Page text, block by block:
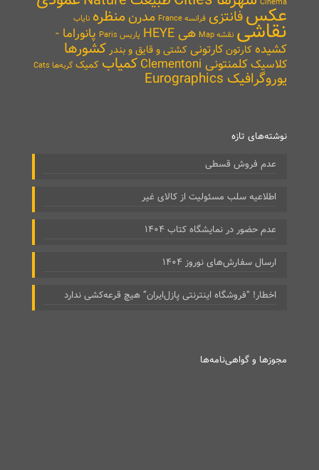
عکسفانتزی فرانسه France مدرنمنظره نایاب نقاشی نقشه Map هی HEYE پاریس Paris
پانوراما -
کشیده کارتونکارتونی کشتی و قایق و بندر کشورها
کلاسیککلمنتونی Clementoni کمیاب کمیک گربه‌ها Cats
یوروگرافیک Eurographics
نوشته‌های تازه
عدم فروش قسطی
اطلاعیه سلب مسئولیت از کالای غیر
عدم حضور در نمایشگاه کتاب ۱۴۰۴
ارسال سفارش‌های نوروز ۱۴۰۴
اخطار! “فروشگاه اینترنتی پازل‌ایران” هیچ قرعه‌کشی ندارد
مجوزها و گواهی‌نامه‌ها